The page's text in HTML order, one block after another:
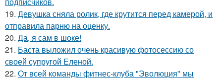
19. Девушка сняла ролик, где крутится перед камерой, и
отправила парню на оценку.
20. Да, я сам в шоке!
21. Баста выложил очень красивую фотосессию со
своей супругой Еленой.
22. От всей команды фитнес-клуба "Эволюция" мы